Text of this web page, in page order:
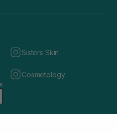
Sisters Skin
Cosmetology